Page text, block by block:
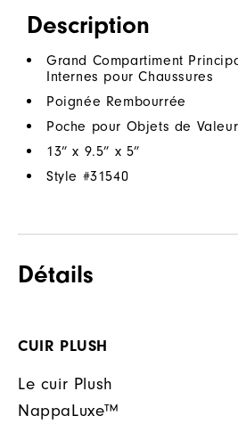
Description
Grand Compartiment
Internes pour Chaussures
Poignée Rembourrée
Poche pour Objets de
13” x 9.5” x 5”
Style #31540
Détails
CUIR PLUSH
Le cuir Plush
NappaLuxe™